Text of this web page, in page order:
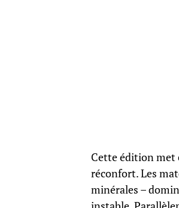
Cette édition met
réconfort. Les
minérales –